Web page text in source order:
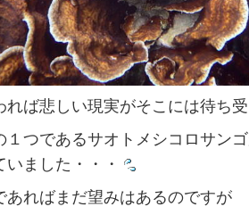
れば悲しい現実がそこには待ち
１つであるサオトメシコロサン
いました・・・
あればまだ望みはあるのですが